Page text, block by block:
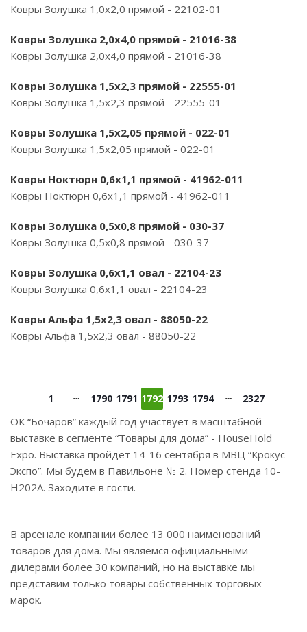
Ковры Золушка 1,0х2,0 прямой - 22102-01
Ковры Золушка 2,0х4,0 прямой - 21016-38
Ковры Золушка 2,0х4,0 прямой - 21016-38
Ковры Золушка 1,5х2,3 прямой - 22555-01
Ковры Золушка 1,5х2,3 прямой - 22555-01
Ковры Золушка 1,5х2,05 прямой - 022-01
Ковры Золушка 1,5х2,05 прямой - 022-01
Ковры Ноктюрн 0,6х1,1 прямой - 41962-011
Ковры Ноктюрн 0,6х1,1 прямой - 41962-011
Ковры Золушка 0,5х0,8 прямой - 030-37
Ковры Золушка 0,5х0,8 прямой - 030-37
Ковры Золушка 0,6х1,1 овал - 22104-23
Ковры Золушка 0,6х1,1 овал - 22104-23
Ковры Альфа 1,5х2,3 овал - 88050-22
Ковры Альфа 1,5х2,3 овал - 88050-22
1 1790 1791 1792 1793 1794 2327
ОК “Бочаров” каждый год участвует в масштабной
выставке в сегменте “Товары для дома” - HouseHold
Expo. Выставка пройдет 14-16 сентября в МВЦ “Крокус
Экспо”. Мы будем в Павильоне № 2. Номер стенда 10-
Н202А. Заходите в гости.
В арсенале компании более 13 000 наименований
товаров для дома. Мы являемся официальными
дилерами более 30 компаний, но на выставке мы
представим только товары собственных торговых
марок.